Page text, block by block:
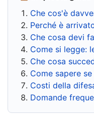
Che cos'è
Perché è
Che cosa devi
Come si legge:
Che cosa
Come sapere
Costi della
Domande